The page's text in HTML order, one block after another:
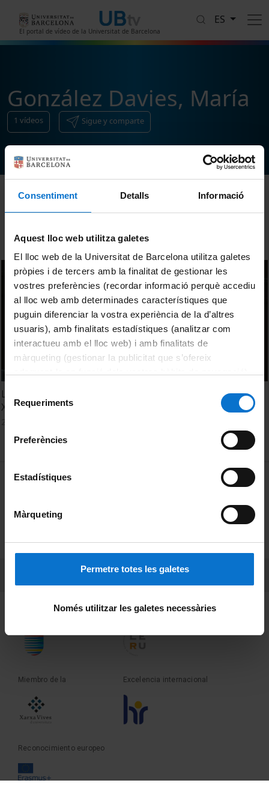
Consentiment Detalls Informació
Aquest lloc web utilitza galetes
El lloc web de la Universitat de Barcelona utilitza galetes
pròpies i de tercers amb la finalitat de gestionar les
vostres preferències (recordar informació perquè accediu
al lloc web amb determinades característiques que
puguin diferenciar la vostra experiència de la d’altres
usuaris), amb finalitats estadístiques (analitzar com
interactueu amb el lloc web) i amb finalitats de
màrqueting (gestionar la publicitat que s’ofereix
consultar laPolítica de galetes del lloc web de la
de Requeriments
Preferències
Estadístiques
Màrqueting
Permetre totes les galetes
Només utilitzar les galetes necessàries
El portal de vídeo de la Universitat de Barcelona
ES
González Davies, María
1 vídeos Sigue y comparte
Ordenar
Les Alícies en el marc de la literatura infantil del segle XIX i
XX - Dra. Maria González Davies
MENÚ PEU 1
Privacidad y términos
Sobre UBtv
Fundadora de la Miembro de la
Miembro de la Excelencia internacional
Reconocimiento europeo